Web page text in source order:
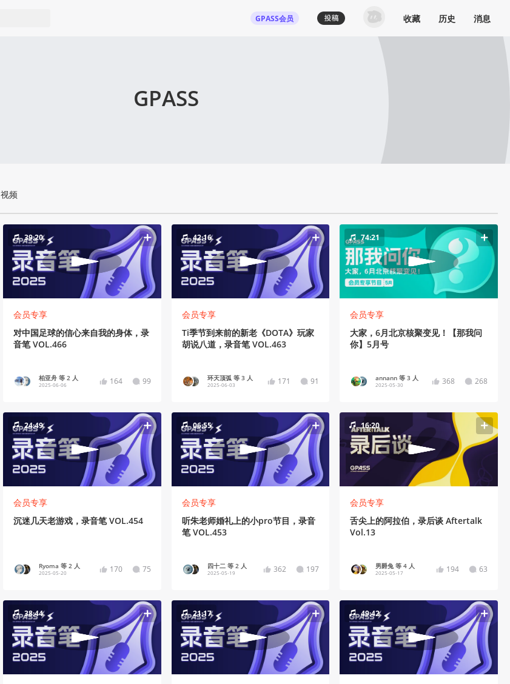
GPASS会员 收藏 历史 消息
GPASS
视频
39:20
会员专享
对中国足球的信心来自我的身体，录
音笔 VOL.466
柏亚舟 等 2 人
2025-06-06 164 99
42:16
会员专享
Ti季节到来前的新老《DOTA》玩家
胡说八道，录音笔 VOL.463
环天顶弧 等 3 人
2025-06-03 171 91
74:21
会员专享
大家，6月北京核聚变见！【那我问
你】5月号
annann 等 3 人
2025-05-30 368 268
24:49
会员专享
沉迷几天老游戏，录音笔 VOL.454
Ryoma 等 2 人
2025-05-20 170 75
06:55
会员专享
听朱老师婚礼上的小pro节目，录音
笔 VOL.453
四十二 等 2 人
2025-05-19 362 197
16:20
会员专享
舌尖上的阿拉伯，录后谈 Aftertalk
Vol.13
男爵兔 等 4 人
2025-05-17 194 63
38:44 21:17 49:42